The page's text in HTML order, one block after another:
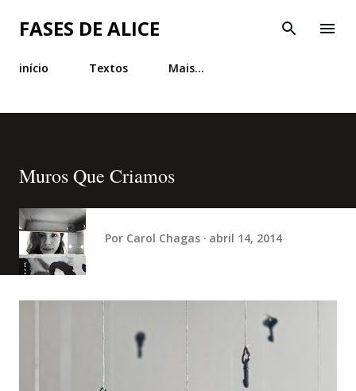
Pular para o conteúdo principal
FASES DE ALICE
início Textos Mais…
Muros Que Criamos
Por Carol Chagas abril 14, 2014